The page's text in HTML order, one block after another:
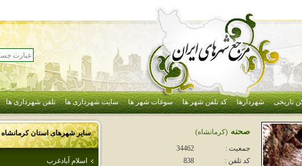
تاریخی شهردارها کد تلفن شهر ها سوغات شهر ها سایت شهرداری ها تلفن شهرداری ها
سایر شهرهای استانكرمانشاه
اسلام آبادغرب
صحنه (كرمانشاه)
جمعیت :
34462
کد تلفن :
838